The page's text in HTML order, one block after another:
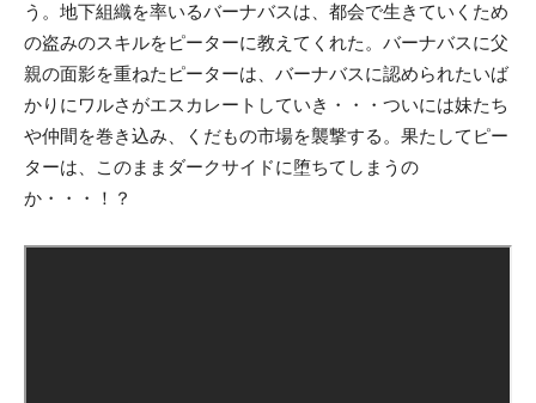
う。地下組織を率いるバーナバスは、都会で生きていくため
の盗みのスキルをピーターに教えてくれた。バーナバスに父
親の面影を重ねたピーターは、バーナバスに認められたいば
かりにワルさがエスカレートしていき・・・ついには妹たち
や仲間を巻き込み、くだもの市場を襲撃する。果たしてピー
ターは、このままダークサイドに堕ちてしまうの
か・・・！？